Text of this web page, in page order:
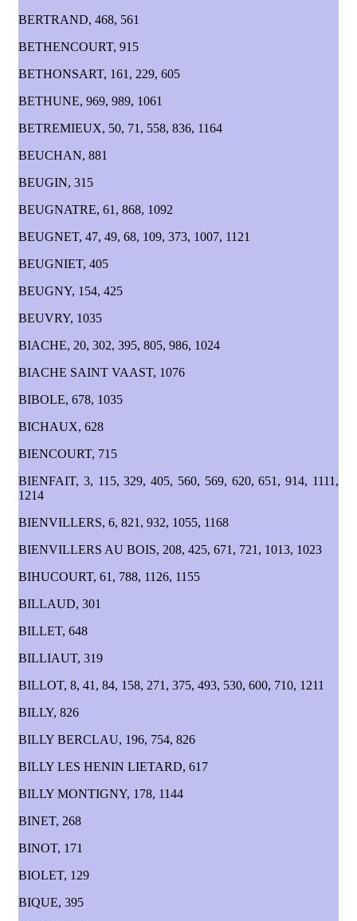
BERTRAND, 468, 561
BETHENCOURT, 915
BETHONSART, 161, 229, 605
BETHUNE, 969, 989, 1061
BETREMIEUX, 50, 71, 558, 836, 1164
BEUCHAN, 881
BEUGIN, 315
BEUGNATRE, 61, 868, 1092
BEUGNET, 47, 49, 68, 109, 373, 1007, 1121
BEUGNIET, 405
BEUGNY, 154, 425
BEUVRY, 1035
BIACHE, 20, 302, 395, 805, 986, 1024
BIACHE SAINT VAAST, 1076
BIBOLE, 678, 1035
BICHAUX, 628
BIENCOURT, 715
BIENFAIT, 3, 115, 329, 405, 560, 569, 620, 651, 914, 1111,
1214
BIENVILLERS, 6, 821, 932, 1055, 1168
BIENVILLERS AU BOIS, 208, 425, 671, 721, 1013, 1023
BIHUCOURT, 61, 788, 1126, 1155
BILLAUD, 301
BILLET, 648
BILLIAUT, 319
BILLOT, 8, 41, 84, 158, 271, 375, 493, 530, 600, 710, 1211
BILLY, 826
BILLY BERCLAU, 196, 754, 826
BILLY LES HENIN LIETARD, 617
BILLY MONTIGNY, 178, 1144
BINET, 268
BINOT, 171
BIOLET, 129
BIQUE, 395